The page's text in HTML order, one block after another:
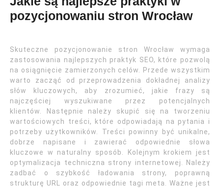
pozycjonowaniu stron Wrocław
Skuteczne pozycjonowanie stron Wrocław wymaga
zastosowania najlepszych praktyk SEO, które pozwolą
na osiągnięcie zamierzonych celów. Przede wszystkim
warto zacząć od przeprowadzenia dokładnej analizy
słów kluczowych, aby zrozumieć, jakie frazy są
najczęściej wyszukiwane przez potencjalnych
klientów. Następnie należy skupić się na tworzeniu
wartościowych treści, które odpowiadają na pytania i
potrzeby użytkowników. Treści powinny być unikalne,
dobrze napisane i zawierać odpowiednie słowa
kluczowe w naturalny sposób. Kolejnym krokiem jest
optymalizacja techniczna strony internetowej. Należy
zadbać o szybkość ładowania strony, poprawną
strukturę URL oraz odpowiednie tagi meta. Ważne jest